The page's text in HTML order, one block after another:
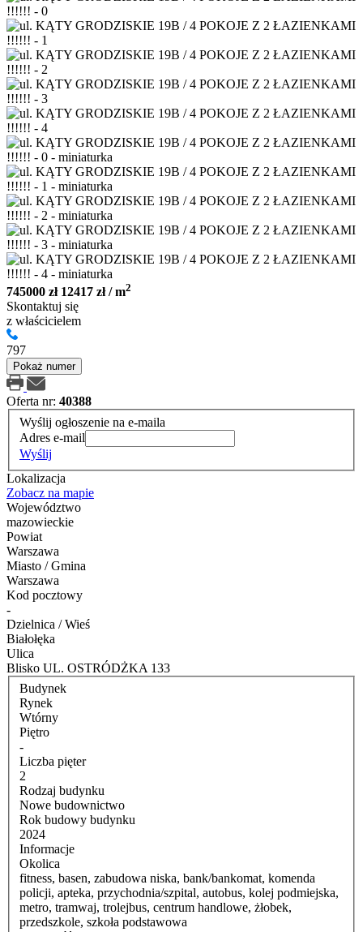
745000 zł 12417 zł / m2
Skontaktuj się
z właścicielem
797
Pokaż numer
Oferta nr: 40388
Wyślij ogłoszenie na e-maila
Adres e-mail
Wyślij
Lokalizacja
Zobacz na mapie
Województwo
mazowieckie
Powiat
Warszawa
Miasto / Gmina
Warszawa
Kod pocztowy
-
Dzielnica / Wieś
Białołęka
Ulica
Blisko UL. OSTRÓDŻKA 133
Budynek
Rynek
Wtórny
Piętro
-
Liczba pięter
2
Rodzaj budynku
Nowe budownictwo
Rok budowy budynku
2024
Informacje
Okolica
fitness, basen, zabudowa niska, bank/bankomat, komenda
policji, apteka, przychodnia/szpital, autobus, kolej podmiejska,
metro, tramwaj, trolejbus, centrum handlowe, żłobek,
przedszkole, szkoła podstawowa